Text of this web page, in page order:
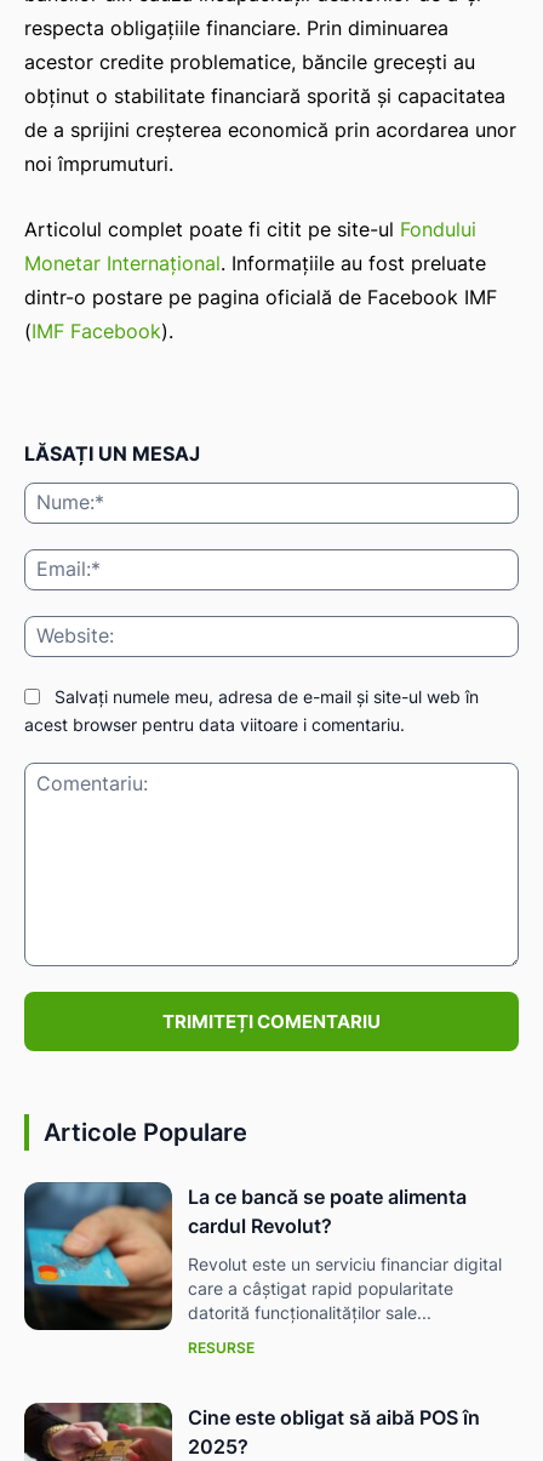
respecta obligațiile financiare. Prin diminuarea
acestor credite problematice, băncile grecești au
obținut o stabilitate financiară sporită și capacitatea
de a sprijini creșterea economică prin acordarea unor
noi împrumuturi.
Articolul complet poate fi citit pe site-ul Fondului
Monetar Internațional. Informațiile au fost preluate
dintr-o postare pe pagina oficială de Facebook IMF
(IMF Facebook).
LĂSAȚI UN MESAJ
Salvați numele meu, adresa de e-mail și site-ul web în
acest browser pentru data viitoare i comentariu.
Articole Populare
La ce bancă se poate alimenta
cardul Revolut?
Revolut este un serviciu financiar digital
care a câștigat rapid popularitate
datorită funcționalităților sale...
RESURSE
Cine este obligat să aibă POS în
2025?